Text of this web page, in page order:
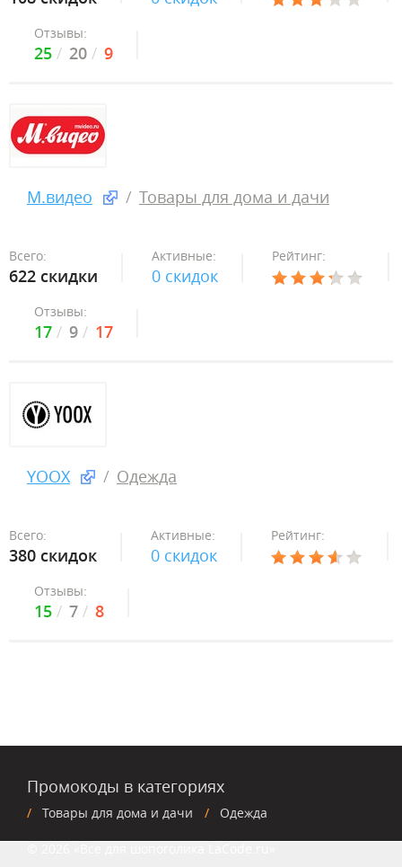
Отзывы:
25 20 9
М.видео Товары для дома и дачи
Всего:
622 скидки
Активные:
0 скидок
Рейтинг:
Отзывы:
17 9 17
YOOX Одежда
Всего:
380 скидок
Активные:
0 скидок
Рейтинг:
Отзывы:
15 7 8
Промокоды в категориях
Товары для дома и дачи Одежда